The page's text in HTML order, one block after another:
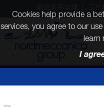
Cookies help provide a
services, you agree to our
learn
I